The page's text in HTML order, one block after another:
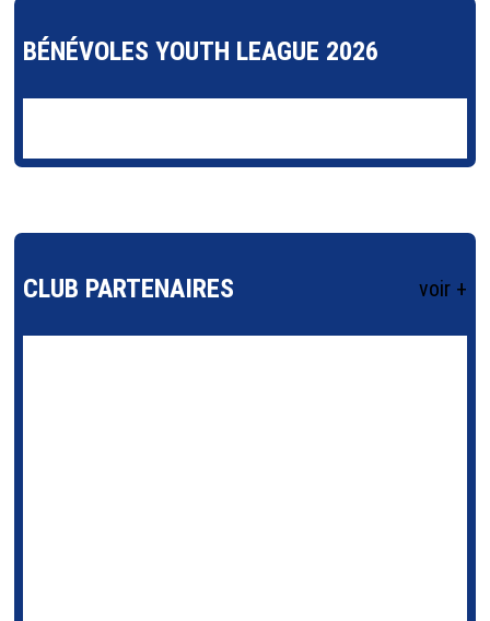
BÉNÉVOLES YOUTH LEAGUE 2026
CLUB PARTENAIRES voir +